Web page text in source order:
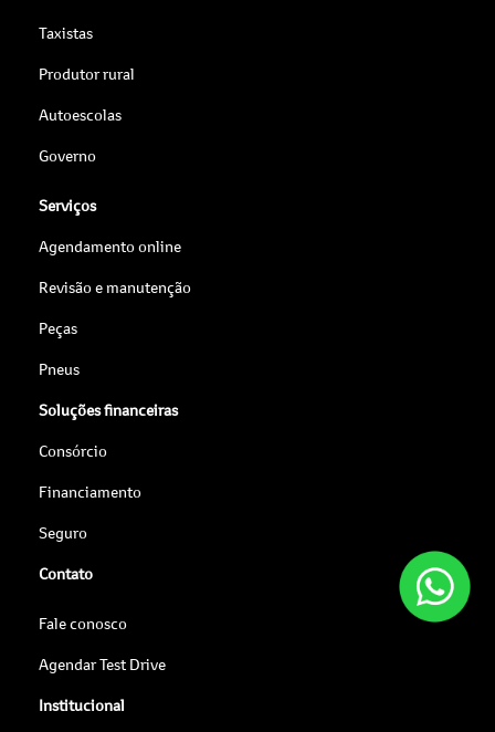
Taxistas
Produtor rural
Autoescolas
Governo
Serviços
Agendamento online
Revisão e manutenção
Peças
Pneus
Soluções financeiras
Consórcio
Financiamento
Seguro
Contato
Fale conosco
Agendar Test Drive
Institucional